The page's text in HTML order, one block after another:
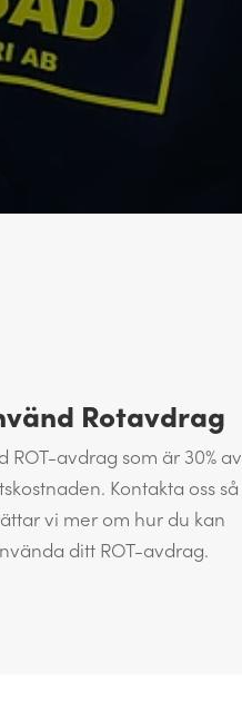
Rotavdrag
ROT-avdrag som är 30% av
Kontakta oss så
vi mer om hur du kan
ditt ROT-avdrag.